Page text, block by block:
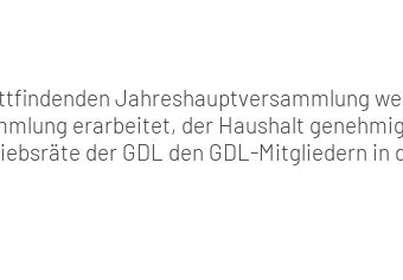
Jahreshauptversammlung
erarbeitet, der Haushalt
der GDL den GDL-Mitgliedern in